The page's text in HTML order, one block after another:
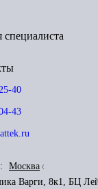
специалиста
40
43
Москва
Варги, 8к1, БЦ